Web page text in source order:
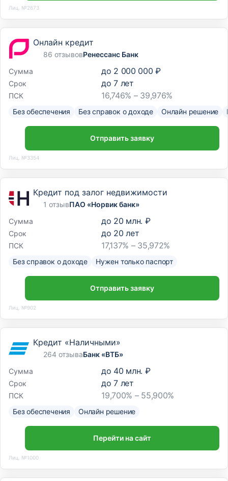
Лиц. №2673
Онлайн кредит
86 отзывовРенессанс Банк
Сумма
до 2 000 000 ₽
Срок до7лет
ПСК 16,746% – 39,976%
Без обеспечения Без справок о доходе Онлайн решение
Отправить заявку
Лиц. №3354
Кредит под залог недвижимости
1 отзывПАО «Норвик банк»
Сумма
до 20 млн. ₽
Срок до 20 лет
ПСК 17,137% – 35,972%
Без справок о доходе Нужен только паспорт
Отправить заявку
Лиц. №902
Кредит «Наличными»
264 отзываБанк «ВТБ»
Сумма
до 40 млн. ₽
Срок до7лет
ПСК 19,700% – 55,900%
Без обеспечения Онлайн решение
Перейти на сайт
Лиц. №1000